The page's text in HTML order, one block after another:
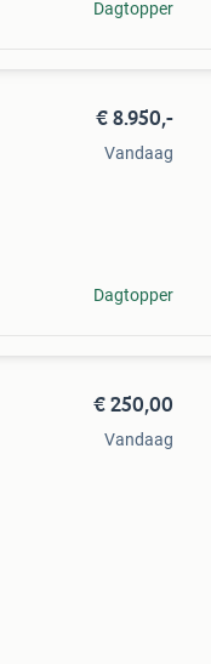
Dagtopper
€ 8.950,-
Vandaag
Dagtopper
€ 250,00
Vandaag